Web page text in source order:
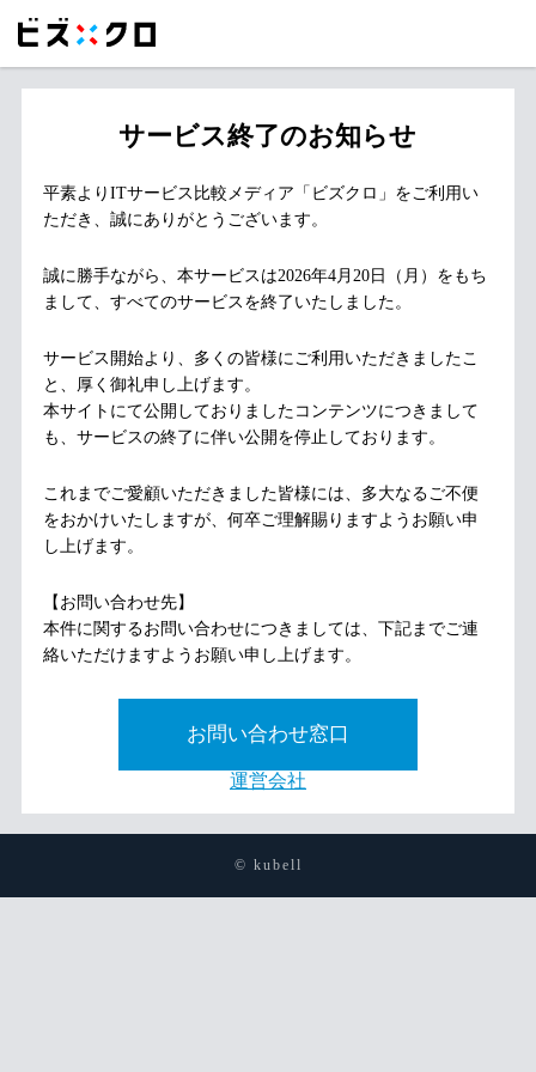
サービス終了のお知らせ
平素よりITサービス比較メディア「ビズクロ」をご利用い
ただき、誠にありがとうございます。
誠に勝手ながら、本サービスは2026年4月20日（月）をもち
まして、すべてのサービスを終了いたしました。
サービス開始より、多くの皆様にご利用いただきましたこ
と、厚く御礼申し上げます。
本サイトにて公開しておりましたコンテンツにつきまして
も、サービスの終了に伴い公開を停止しております。
これまでご愛顧いただきました皆様には、多大なるご不便
をおかけいたしますが、何卒ご理解賜りますようお願い申
し上げます。
【お問い合わせ先】
本件に関するお問い合わせにつきましては、下記までご連
絡いただけますようお願い申し上げます。
お問い合わせ窓口
運営会社
© kubell